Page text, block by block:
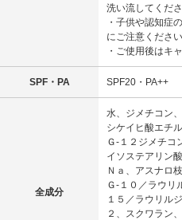
洗い流してくださ
・子供や認知症
にご注意ください
・ご使用後はキ
SPF・PA SPF20・PA++
全成分
水、ジメチコン
シケイヒ酸エチ
Ｇ-１２ジメチコ
イソステアリン
Ｎａ、アスナロ
Ｇ-１０／ラウリ
１５／ラウリル
２、スクワラン